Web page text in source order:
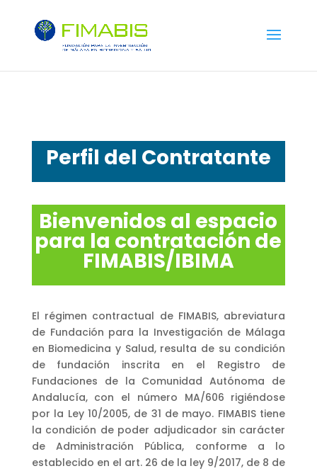
Perfil del Contratante
Bienvenidos al espacio
para la contratación de
FIMABIS/IBIMA
El régimen contractual de FIMABIS, abreviatura
de Fundación para la Investigación de Málaga
en Biomedicina y Salud, resulta de su condición
de fundación inscrita en el Registro de
Fundaciones de la Comunidad Autónoma de
Andalucía, con el número MA/606 rigiéndose
por la Ley 10/2005, de 31 de mayo. FIMABIS tiene
la condición de poder adjudicador sin carácter
de Administración Pública, conforme a lo
establecido en el art. 26 de la ley 9/2017, de 8 de